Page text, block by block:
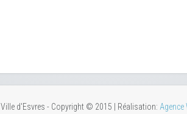
Ville d'Esvres - Copyright © 2015 | Réalisation: Agence